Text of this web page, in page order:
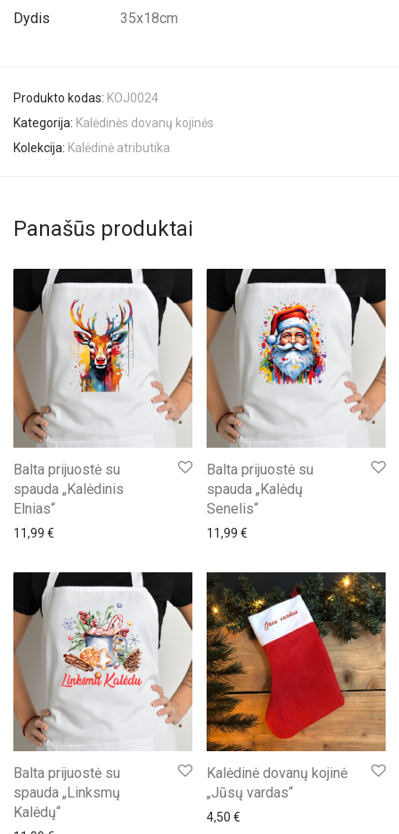
Dydis 35x18cm
Produkto kodas: KOJ0024
Kategorija: Kalėdinės dovanų kojinės
Kolekcija: Kalėdinė atributika
Panašūs produktai
Balta prijuostė su
spauda „Kalėdinis
Elnias“
11,99 €
Balta prijuostė su
spauda „Kalėdų
Senelis“
11,99 €
Balta prijuostė su
spauda „Linksmų
Kalėdų“
Kalėdinė dovanų kojinė
„Jūsų vardas“
4,50 €